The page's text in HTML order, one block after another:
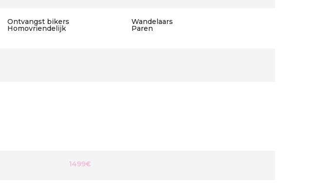
Ontvangst bikers Wandelaars
Homovriendelijk Paren
1499€